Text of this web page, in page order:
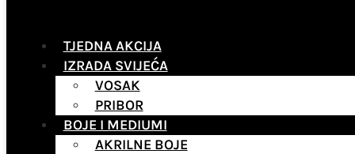
TJEDNA AKCIJA
IZRADA SVIJEĆA
VOSAK
PRIBOR
BOJE I MEDIUMI
AKRILNE BOJE